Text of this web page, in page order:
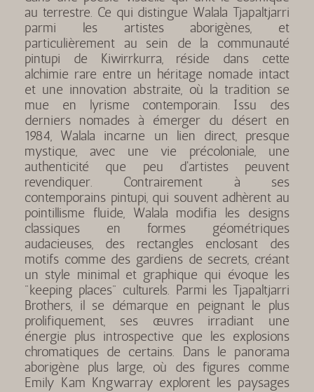
au terrestre. Ce qui distingue Walala Tjapaltjarri
parmi les artistes aborigènes, et
particulièrement au sein de la communauté
pintupi de Kiwirrkurra, réside dans cette
alchimie rare entre un héritage nomade intact
et une innovation abstraite, où la tradition se
mue en lyrisme contemporain. Issu des
derniers nomades à émerger du désert en
1984, Walala incarne un lien direct, presque
mystique, avec une vie précoloniale, une
authenticité que peu d'artistes peuvent
revendiquer. Contrairement à ses
contemporains pintupi, qui souvent adhèrent au
pointillisme fluide, Walala modifia les designs
classiques en formes géométriques
audacieuses, des rectangles enclosant des
motifs comme des gardiens de secrets, créant
un style minimal et graphique qui évoque les
"keeping places" culturels. Parmi les Tjapaltjarri
Brothers, il se démarque en peignant le plus
prolifiquement, ses œuvres irradiant une
énergie plus introspective que les explosions
chromatiques de certains. Dans le panorama
aborigène plus large, où des figures comme
Emily Kam Kngwarray explorent les paysages